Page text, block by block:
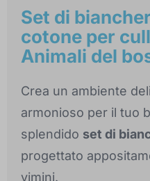
Set di
cotone per
Animali del
Crea un ambiente
armonioso per il tuo
splendido set di
progettato
vimini.